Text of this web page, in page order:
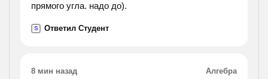
прямого угла. надо до).
S Ответил Студент
8 мин назад Алгебра